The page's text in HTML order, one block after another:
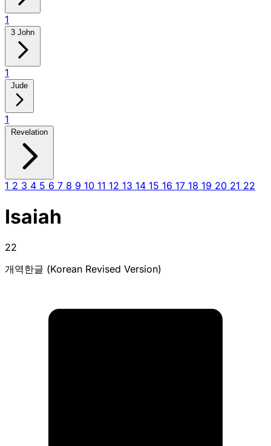
1
3 John
1
Jude
1
Revelation
1 2 3 4 5 6 7 8 9 10 11 12 13 14 15 16 17 18 19 20 21 22
Isaiah
22
개역한글 (Korean Revised Version)